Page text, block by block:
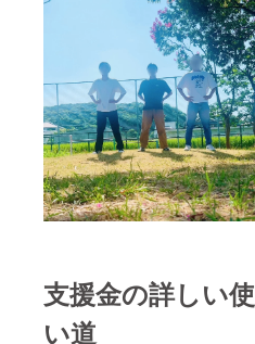
支援金の詳しい使
い道